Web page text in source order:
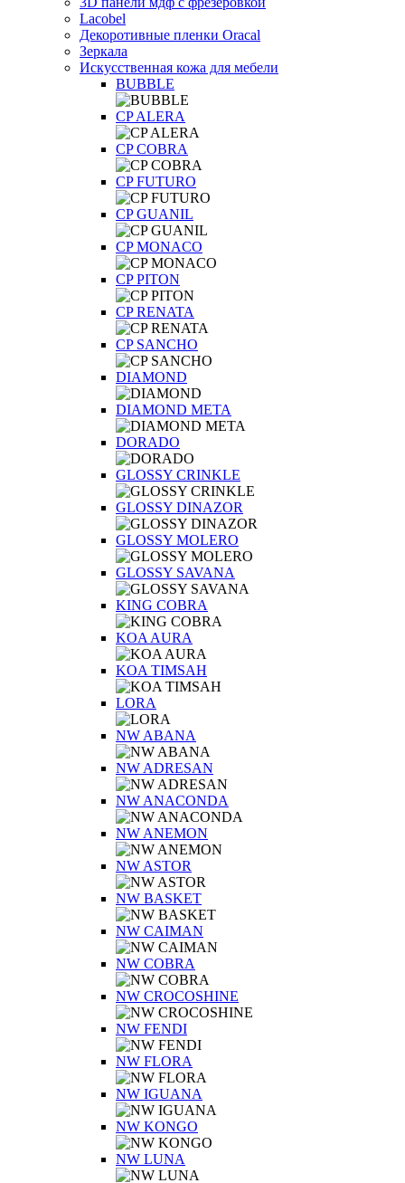
Lacobel
Декоротивные пленки Oracal
Зеркала
Искусственная кожа для мебели
BUBBLE
CP ALERA
CP COBRA
CP FUTURO
CP GUANIL
CP MONACO
CP PITON
CP RENATA
CP SANCHO
DIAMOND
DIAMOND META
DORADO
GLOSSY CRINKLE
GLOSSY DINAZOR
GLOSSY MOLERO
GLOSSY SAVANA
KING COBRA
KOA AURA
KOA TIMSAH
LORA
NW ABANA
NW ADRESAN
NW ANACONDA
NW ANEMON
NW ASTOR
NW BASKET
NW CAIMAN
NW COBRA
NW CROCOSHINE
NW FENDI
NW FLORA
NW IGUANA
NW KONGO
NW LUNA